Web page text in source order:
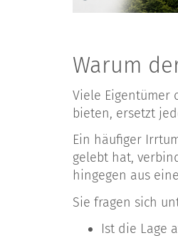
Warum
Viele Eigentümer
bieten, ersetzt
Ein häufiger
gelebt hat,
hingegen aus
Sie fragen sich
Ist die Lage